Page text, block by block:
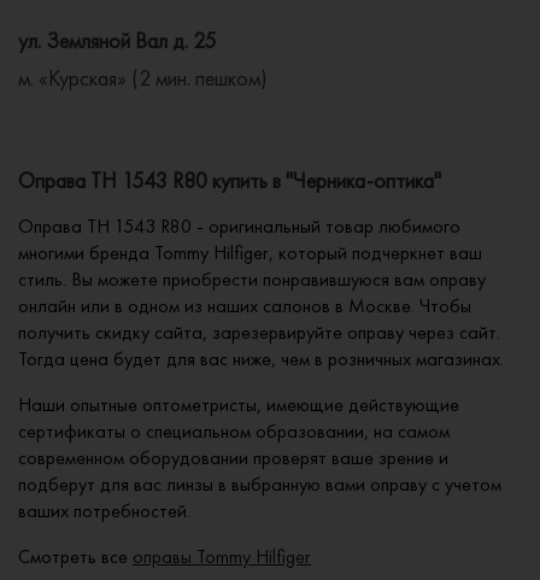
ул. Земляной Вал д. 25
м. «Курская» (2 мин. пешком)
Оправа TH 1543 R80 купить в "Черника-оптика"
Оправа TH 1543 R80 - оригинальный товар любимого
многими бренда Tommy Hilfiger, который подчеркнет ваш
стиль. Вы можете приобрести понравившуюся вам оправу
онлайн или в одном из наших салонов в Москве. Чтобы
получить скидку сайта, зарезервируйте оправу через сайт.
Тогда цена будет для вас ниже, чем в розничных магазинах.
Наши опытные оптометристы, имеющие действующие
сертификаты о специальном образовании, на самом
современном оборудовании проверят ваше зрение и
подберут для вас линзы в выбранную вами оправу с учетом
ваших потребностей.
Смотреть все оправы Tommy Hilfiger